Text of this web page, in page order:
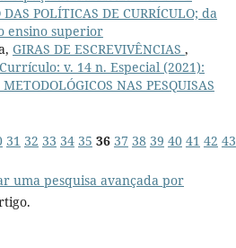
POLÍTICAS DE CURRÍCULO; da
ensino superior
GIRAS DE ESCREVIVÊNCIAS ,
v. 14 n. Especial (2021):
NAS PESQUISAS
31 32 33 34 35 36 37 38 39 40 41 42 43
uma pesquisa avançada por